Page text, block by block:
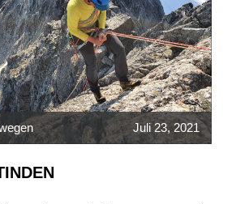
Juli 23, 2021